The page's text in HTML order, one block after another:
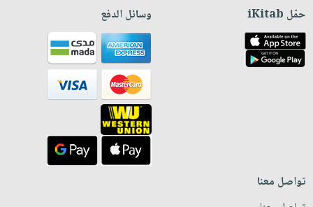
حمّل iKitab وسائل الدفع
تواصل معنا